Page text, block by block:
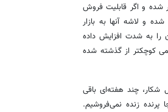
شده و اگر قابلیت فروش
و لاشه آنها به بازار
را به شدت افزایش داده
کوچکتر از گذشته شده
شکار، چند هفته‌ای باقی
پرنده زنده نمی‌فروشیم.